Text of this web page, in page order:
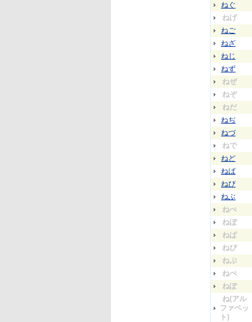
ねぐ
ねげ
ねご
ねざ
ねじ
ねず
ねぜ
ねぞ
ねだ
ねぢ
ねづ
ねで
ねど
ねば
ねび
ねぶ
ねべ
ねぼ
ねぱ
ねぴ
ねぷ
ねぺ
ねぽ
ね(アル
ファベッ
ト)